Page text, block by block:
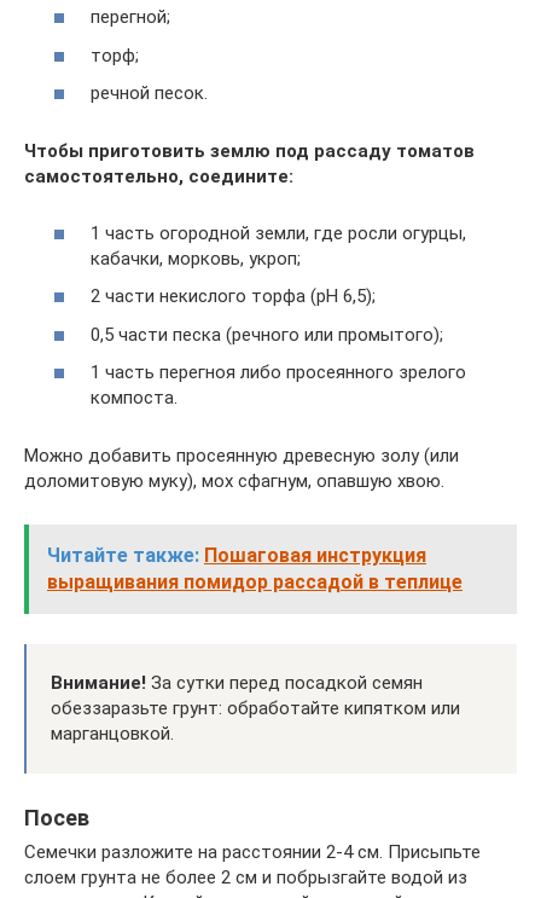
перегной;
торф;
речной песок.
Чтобы приготовить землю под рассаду томатов
самостоятельно, соедините:
1 часть огородной земли, где росли огурцы,
кабачки, морковь, укроп;
2 части некислого торфа (pH 6,5);
0,5 части песка (речного или промытого);
1 часть перегноя либо просеянного зрелого
компоста.
Можно добавить просеянную древесную золу (или
доломитовую муку), мох сфагнум, опавшую хвою.
Читайте также: Пошаговая инструкция
выращивания помидор рассадой в теплице
Внимание! За сутки перед посадкой семян
обеззаразьте грунт: обработайте кипятком или
марганцовкой.
Посев
Семечки разложите на расстоянии 2-4 см. Присыпьте
слоем грунта не более 2 см и побрызгайте водой из